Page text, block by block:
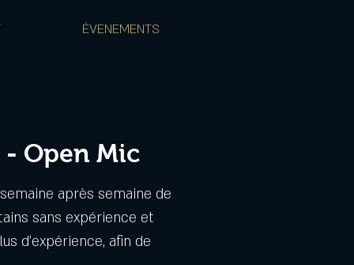
ÉVENEMENTS
- Open Mic
après semaine de
sans expérience et
d'expérience, afin de